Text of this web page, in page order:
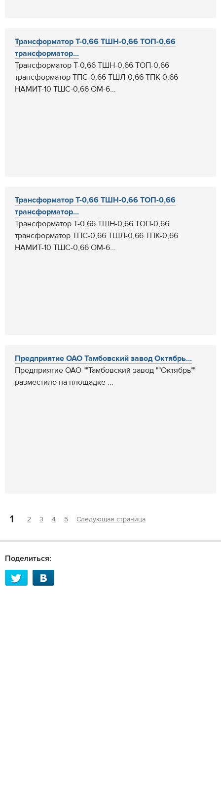
Трансформатор Т-0,66 ТШН-0,66 ТОП-0,66
трансформатор...
Трансформатор Т-0,66 ТШН-0,66 ТОП-0,66
трансформатор ТПС-0,66 ТШЛ-0,66 ТПК-0,66
НАМИТ-10 ТШС-0,66 ОМ-6...
Трансформатор Т-0,66 ТШН-0,66 ТОП-0,66
трансформатор...
Трансформатор Т-0,66 ТШН-0,66 ТОП-0,66
трансформатор ТПС-0,66 ТШЛ-0,66 ТПК-0,66
НАМИТ-10 ТШС-0,66 ОМ-6...
Предприятие ОАО Тамбовский завод Октябрь...
Предприятие ОАО ""Тамбовский завод ""Октябрь""
разместило на площадке ...
1 2 3 4 5 Следующая страница
Поделиться: